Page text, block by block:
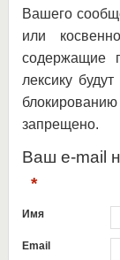
Вашего
или
содержащие
лексику
запрещено.
Ваш e-mail
*
Имя
Email